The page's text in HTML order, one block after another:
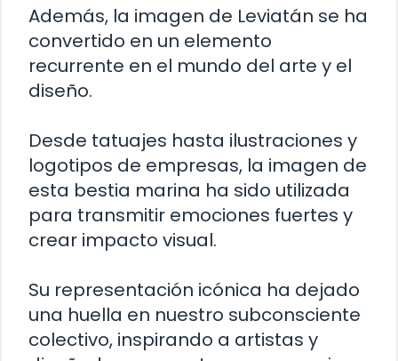
Además, la imagen de Leviatán se ha
convertido en un elemento
recurrente en el mundo del arte y el
diseño.
Desde tatuajes hasta ilustraciones y
logotipos de empresas, la imagen de
esta bestia marina ha sido utilizada
para transmitir emociones fuertes y
crear impacto visual.
Su representación icónica ha dejado
una huella en nuestro subconsciente
colectivo, inspirando a artistas y